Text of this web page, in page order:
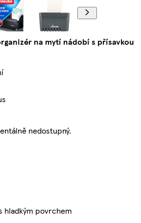
na mytí nádobí s přísavkou
nedostupný.
hladkým povrchem